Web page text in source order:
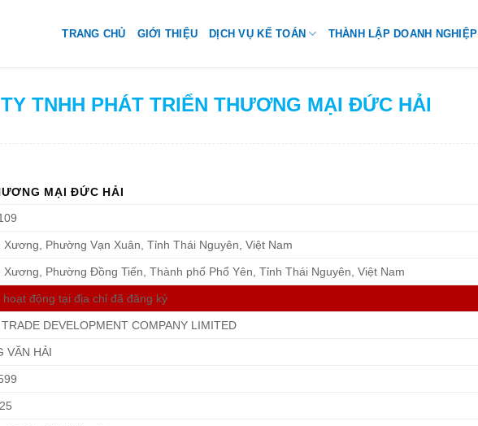
TRANG CHỦ GIỚI THIỆU DỊCH VỤ KẾ TOÁN THÀNH LẬP DOANH NGHIỆP
TNHH PHÁT TRIỂN THƯƠNG MẠI ĐỨC HẢI
MẠI ĐỨC HẢI
Xương, Phường Vạn Xuân, Tỉnh Thái Nguyên, Việt Nam
Xương, Phường Đồng Tiến, Thành phố Phổ Yên, Tỉnh Thái Nguyên, Việt Nam
hoạt động tại địa chỉ đã đăng ký
DEVELOPMENT COMPANY LIMITED
VĂN HẢI